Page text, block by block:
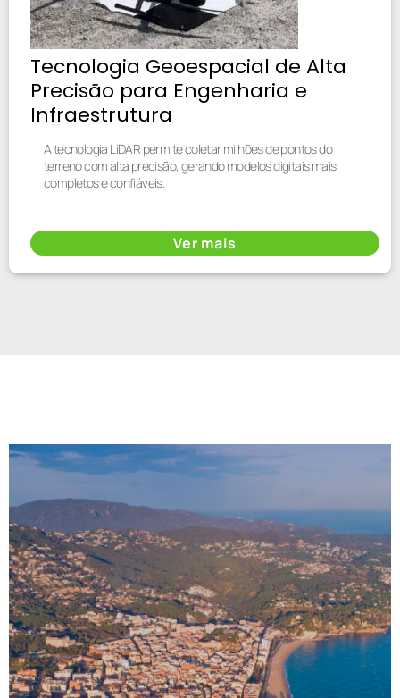
Tecnologia Geoespacial de Alta
Precisão para Engenharia e
Infraestrutura
A tecnologia LiDAR permite coletar milhões de pontos do
terreno com alta precisão, gerando modelos digitais mais
completos e confiáveis.
Ver mais